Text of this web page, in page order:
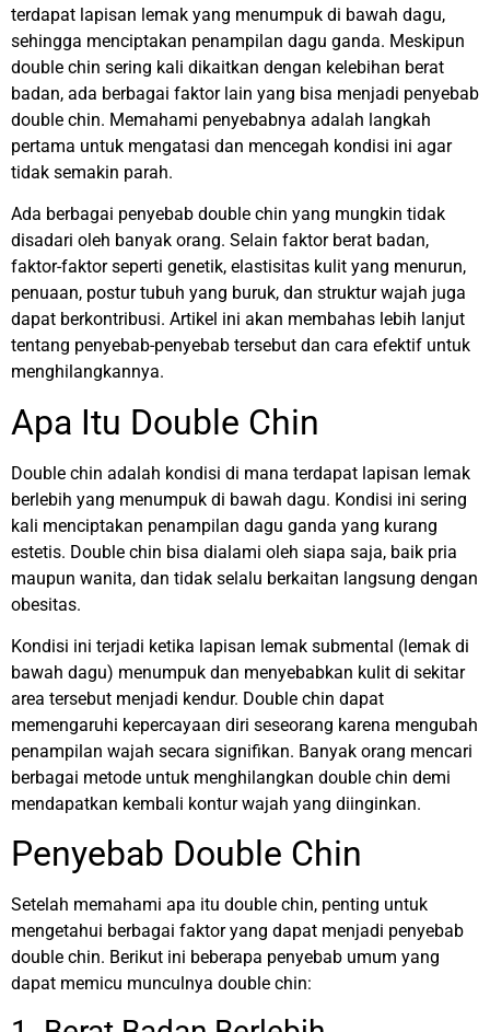
terdapat lapisan lemak yang menumpuk di bawah dagu,
sehingga menciptakan penampilan dagu ganda. Meskipun
double chin sering kali dikaitkan dengan kelebihan berat
badan, ada berbagai faktor lain yang bisa menjadi penyebab
double chin. Memahami penyebabnya adalah langkah
pertama untuk mengatasi dan mencegah kondisi ini agar
tidak semakin parah.
Ada berbagai penyebab double chin yang mungkin tidak
disadari oleh banyak orang. Selain faktor berat badan,
faktor-faktor seperti genetik, elastisitas kulit yang menurun,
penuaan, postur tubuh yang buruk, dan struktur wajah juga
dapat berkontribusi. Artikel ini akan membahas lebih lanjut
tentang penyebab-penyebab tersebut dan cara efektif untuk
menghilangkannya.
Apa Itu Double Chin
Double chin adalah kondisi di mana terdapat lapisan lemak
berlebih yang menumpuk di bawah dagu. Kondisi ini sering
kali menciptakan penampilan dagu ganda yang kurang
estetis. Double chin bisa dialami oleh siapa saja, baik pria
maupun wanita, dan tidak selalu berkaitan langsung dengan
obesitas.
Kondisi ini terjadi ketika lapisan lemak submental (lemak di
bawah dagu) menumpuk dan menyebabkan kulit di sekitar
area tersebut menjadi kendur. Double chin dapat
memengaruhi kepercayaan diri seseorang karena mengubah
penampilan wajah secara signifikan. Banyak orang mencari
berbagai metode untuk menghilangkan double chin demi
mendapatkan kembali kontur wajah yang diinginkan.
Penyebab Double Chin
Setelah memahami apa itu double chin, penting untuk
mengetahui berbagai faktor yang dapat menjadi penyebab
double chin. Berikut ini beberapa penyebab umum yang
dapat memicu munculnya double chin: